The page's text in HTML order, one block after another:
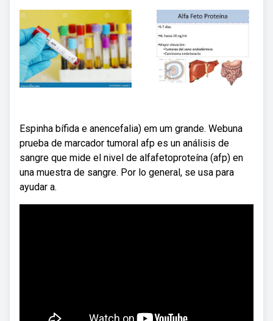
Espinha bífida e anencefalia) em um grande. Webuna
prueba de marcador tumoral afp es un análisis de
sangre que mide el nivel de alfafetoproteína (afp) en
una muestra de sangre. Por lo general, se usa para
ayudar a.